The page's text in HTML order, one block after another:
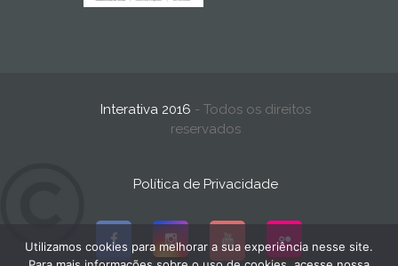
Interativa 2016 - Todos os direitos
reservados
Política de Privacidade
Utilizamos cookies para melhorar a sua experiência nesse site.